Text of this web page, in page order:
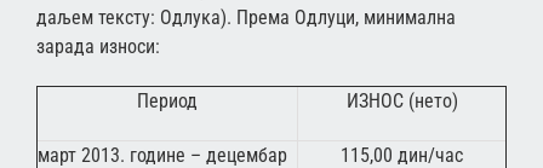
даљем тексту: Одлука). Према Одлуци, минимална
зарада износи:
Период ИЗНОС (нето)
март 2013. године – децембар
115,00 дин/час